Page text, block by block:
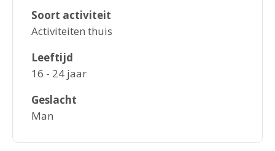
Soort activiteit
Activiteiten thuis
Leeftijd
16 - 24 jaar
Geslacht
Man